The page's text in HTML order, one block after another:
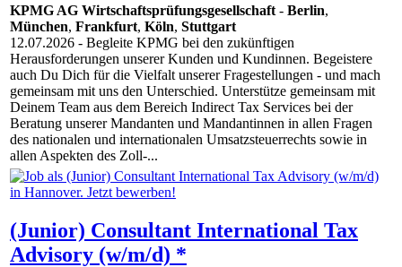
KPMG AG Wirtschaftsprüfungsgesellschaft- Berlin,
München, Frankfurt, Köln, Stuttgart
12.07.2026 - Begleite KPMG bei den zukünftigen
Herausforderungen unserer Kunden und Kundinnen. Begeistere
auch Du Dich für die Vielfalt unserer Fragestellungen - und mach
gemeinsam mit uns den Unterschied. Unterstütze gemeinsam mit
Deinem Team aus dem Bereich Indirect Tax Services bei der
Beratung unserer Mandanten und Mandantinnen in allen Fragen
des nationalen und internationalen Umsatzsteuerrechts sowie in
allen Aspekten des Zoll-...
(Junior) Consultant International Tax
Advisory (w/m/d) *